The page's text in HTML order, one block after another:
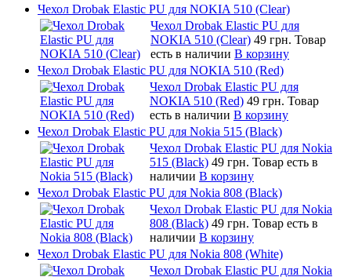
Чехол Drobak Elastic PU для NOKIA 510 (Clear)
Чехол Drobak Elastic PU для
NOKIA 510 (Clear) 49 грн. Товар
есть в наличии В корзину
Чехол Drobak Elastic PU для NOKIA 510 (Red)
Чехол Drobak Elastic PU для
NOKIA 510 (Red) 49 грн. Товар
есть в наличии В корзину
Чехол Drobak Elastic PU для Nokia 515 (Black)
Чехол Drobak Elastic PU для Nokia
515 (Black) 49 грн. Товар есть в
наличии В корзину
Чехол Drobak Elastic PU для Nokia 808 (Black)
Чехол Drobak Elastic PU для Nokia
808 (Black) 49 грн. Товар есть в
наличии В корзину
Чехол Drobak Elastic PU для Nokia 808 (White)
Чехол Drobak Elastic PU для Nokia